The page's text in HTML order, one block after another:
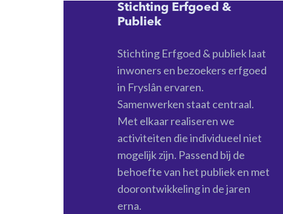
Stichting Erfgoed &
Publiek
Stichting Erfgoed & publiek laat
inwoners en bezoekers erfgoed
in Fryslân ervaren.
Samenwerken staat centraal.
Met elkaar realiseren we
activiteiten die individueel niet
mogelijk zijn. Passend bij de
behoefte van het publiek en met
doorontwikkeling in de jaren
erna.